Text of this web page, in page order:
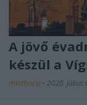
A jövő
készül a
mtothorsi • 2020. július